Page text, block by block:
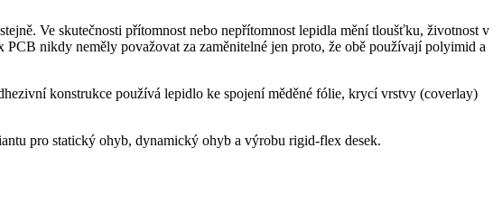
Ve skutečnosti přítomnost nebo nepřítomnost lepidla mění tloušťku, životnost v
nikdy neměly považovat za zaměnitelné jen proto, že obě používají polyimid a
konstrukce používá lepidlo ke spojení měděné fólie, krycí vrstvy (coverlay)
pro statický ohyb, dynamický ohyb a výrobu rigid-flex desek.